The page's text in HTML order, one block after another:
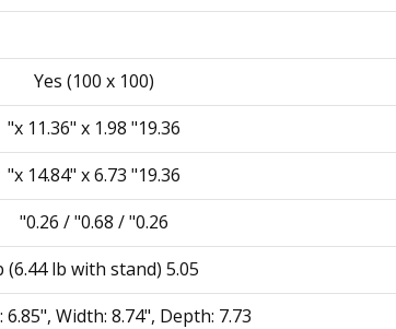
Yes (100 x 100)
19.36" x 11.36" x 1.98"
19.36" x 14.84" x 6.73"
0.26" / 0.68" / 0.26"
5.05 lb (6.44 lb with stand)
Width: 8.74", Depth: 7.73"